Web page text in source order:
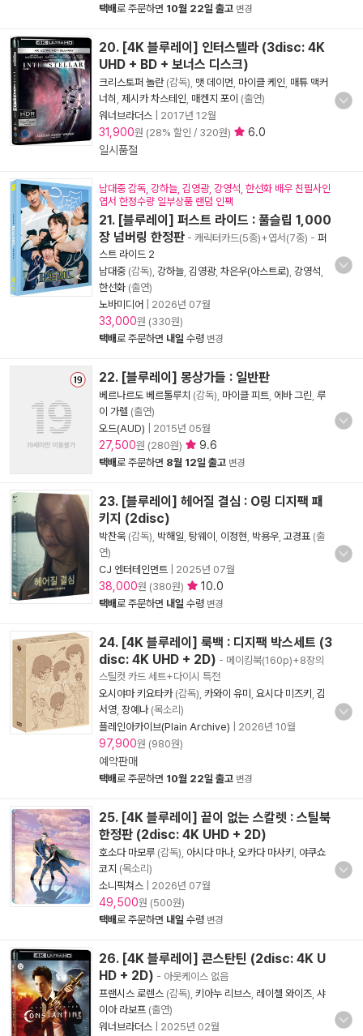
택배로 주문하면 10월 22일 출고 변경
20. [4K 블루레이] 인터스텔라 (3disc: 4K
UHD + BD + 보너스 디스크)
크리스토퍼 놀란(감독), 맷 데이먼 마이클 케인 매튜 맥커
너히
제시카 차스테인 매켄지 포이 (출연)
워너브라더스
2017년 12월
31,900원 (28% 할인 / 320원)
6.0
일시품절
남대중 감독, 강하늘, 김영광, 강영석, 한선화 배우 친필사인
엽서 한정수량 일부상품 랜덤 인팩
21. [블루레이] 퍼스트 라이드 : 풀슬립 1,000
장 넘버링 한정판 - 캐릭터카드(5종)+엽서(7종) - 퍼
스트 라이드 2
남대중 (감독), 강하늘 김영광, 차은우(아스트로) 강영석
한선화 (출연)
노바미디어
2026년 07월
33,000원 (330원)
택배로 주문하면 내일 수령 변경
22. [블루레이] 몽상가들 : 일반판
베르나르도 베르톨루치 (감독), 마이클 피트 에바 그린 루
이 가렐 (출연)
오드(AUD)
2015년 05월
27,500원 (280원) 9.6
택배로 주문하면 8월 12일 출고 변경
23. [블루레이] 헤어질 결심 : O링 디지팩 패
키지 (2disc)
박찬욱 (감독), 박해일 탕웨이 이정현 박용우 고경표 (출
연)
CJ 엔터테인먼트
2025년 07월
38,000원 (380원) 10.0
택배로 주문하면 내일 수령 변경
24. [4K 블루레이] 룩백 : 디지팩 박스세트 (3
disc: 4K UHD + 2D) - 메이킹북(160p)+8장의
스틸컷 카드 세트+다이시 특전
오시야마 키요타카(감독), 카와이 유미 요시다 미즈키
김
서영 장예나(목소리)
플레인아카이브(Plain Archive)
2026년 10월
97,900원 (980원)
예약판매
택배로 주문하면 10월 22일 출고 변경
25. [4K 블루레이] 끝이 없는 스칼렛 : 스틸북
한정판 (2disc: 4K UHD + 2D)
호소다 마모루 (감독), 아시다 마나, 오카다 마사키
야쿠쇼
코지 (목소리)
소니픽쳐스
2026년 07월
49,500원 (500원)
택배로 주문하면 내일 수령 변경
26. [4K 블루레이] 콘스탄틴 (2disc: 4K U
HD + 2D) - 아웃케이스 없음
프랜시스 로렌스 (감독), 키아누 리브스 레이첼 와이즈 샤
이아 라보프 (출연)
워너브라더스
2025년 02월